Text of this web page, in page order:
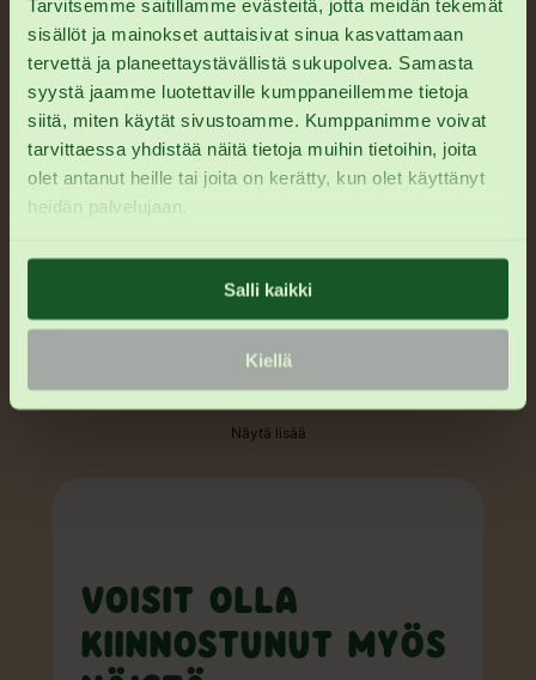
Tarvitsemme saitillamme evästeitä, jotta meidän tekemät
sisällöt ja mainokset auttaisivat sinua kasvattamaan
tervettä ja planeettaystävällistä sukupolvea. Samasta
syystä jaamme luotettaville kumppaneillemme tietoja
siitä, miten käytät sivustoamme. Kumppanimme voivat
tarvittaessa yhdistää näitä tietoja muihin tietoihin, joita
olet antanut heille tai joita on kerätty, kun olet käyttänyt
heidän palvelujaan.
Salli kaikki
Kiellä
myös aikuiselle. Näitä aina kassissa mukana
kun kotoa poistutaan.
2 vuotta sitten
Sindi
Vahvistettu ostaja
Nämä maistuu lapsille sekä äidille!
Terveellisiä kuin.
Manna
Vahvistettu ostaja
Erittäin maukas ja helppo välipala
Näytä lisää
VOISIT OLLA
KIINNOSTUNUT MYÖS